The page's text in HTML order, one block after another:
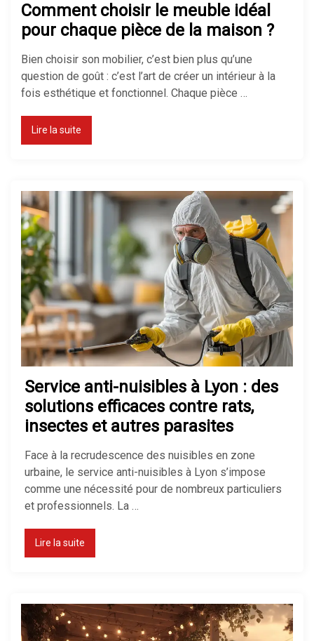
Comment choisir le meuble idéal
pour chaque pièce de la maison ?
Bien choisir son mobilier, c’est bien plus qu’une
question de goût : c’est l’art de créer un intérieur à la
fois esthétique et fonctionnel. Chaque pièce …
Lire la suite
Service anti-nuisibles à Lyon : des
solutions efficaces contre rats,
insectes et autres parasites
Face à la recrudescence des nuisibles en zone
urbaine, le service anti-nuisibles à Lyon s’impose
comme une nécessité pour de nombreux particuliers
et professionnels. La …
Lire la suite